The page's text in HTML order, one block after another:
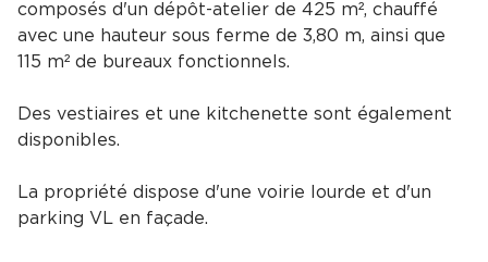
composés d'un dépôt-atelier de 425 m², chauffé
avec une hauteur sous ferme de 3,80 m, ainsi que
115 m² de bureaux fonctionnels.
Des vestiaires et une kitchenette sont également
disponibles.
La propriété dispose d'une voirie lourde et d'un
parking VL en façade.